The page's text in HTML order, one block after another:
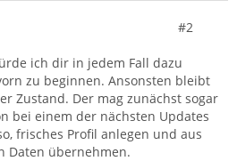
#2
ich dir in jedem Fall dazu
zu beginnen. Ansonsten bleibt
Zustand. Der mag zunächst sogar
bei einem der nächsten Updates
frisches Profil anlegen und aus
Daten übernehmen.